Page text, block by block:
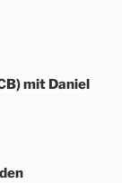
mit Daniel